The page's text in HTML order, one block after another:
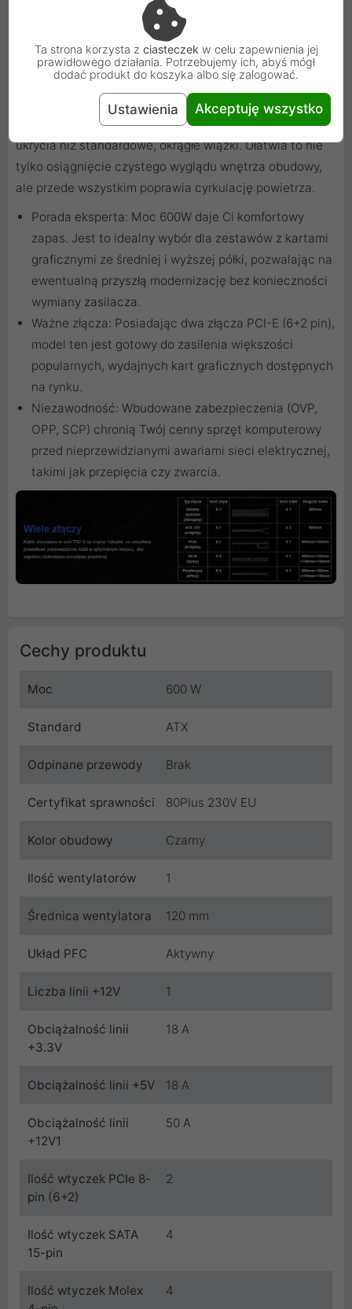
komponenty podczas intensywnej rozgrywki.
Praktyczne Aspekty Budowy Desktopy
Thermaltake pomyślał również o estetyce i łatwości
montażu. Zasilacz wyposażono w płaskie, czarne
przewody, które są znacznie łatwiejsze do ułożenia i
ukrycia niż standardowe, okrągłe wiązki. Ułatwia to nie
tylko osiągnięcie czystego wyglądu wnętrza obudowy,
ale przede wszystkim poprawia cyrkulację powietrza.
Porada eksperta: Moc 600W daje Ci komfortowy
zapas. Jest to idealny wybór dla zestawów z kartami
graficznymi ze średniej i wyższej półki, pozwalając na
ewentualną przyszłą modernizację bez konieczności
wymiany zasilacza.
Ważne złącza: Posiadając dwa złącza PCI-E (6+2 pin),
model ten jest gotowy do zasilenia większości
popularnych, wydajnych kart graficznych dostępnych
na rynku.
Niezawodność: Wbudowane zabezpieczenia (OVP,
OPP, SCP) chronią Twój cenny sprzęt komputerowy
przed nieprzewidzianymi awariami sieci elektrycznej,
takimi jak przepięcia czy zwarcia.
Cechy produktu
Moc 600 W
Standard ATX
Odpinane przewody Brak
Certyfikat sprawności 80Plus 230V EU
Kolor obudowy Czarny
Ilość wentylatorów 1
Średnica wentylatora 120 mm
Układ PFC Aktywny
Liczba linii +12V 1
Obciążalność linii
+3.3V
18 A
Obciążalność linii +5V 18 A
Obciążalność linii
+12V1
50 A
Ilość wtyczek PCIe 8-
pin (6+2)
2
Ilość wtyczek SATA
15-pin
4
Ilość wtyczek Molex
4
Ta strona korzysta z ciasteczek w celu zapewnienia jej
prawidłowego działania. Potrzebujemy ich, abyś mógł
dodać produkt do koszyka albo się zalogować.
Ustawienia Akceptuję wszystko